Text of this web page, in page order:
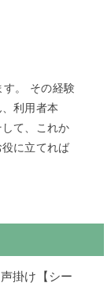
す。 その経験
利用者本
て、これか
に立てれば
掛け【シー